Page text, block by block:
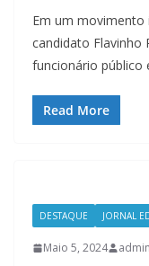
Em um
candidato Flavinho
funcionário público
Read More
DESTAQUE JORNAL
Maio 5, 2024 admin